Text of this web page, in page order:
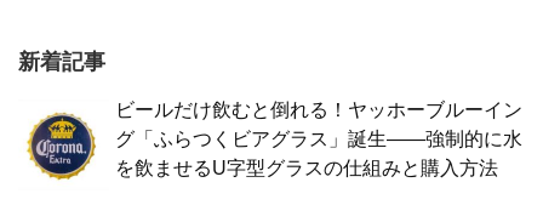
新着記事
ビールだけ飲むと倒れる！ヤッホーブルーイン
グ「ふらつくビアグラス」誕生——強制的に水
を飲ませるU字型グラスの仕組みと購入方法